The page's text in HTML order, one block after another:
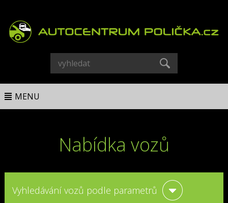
MENU
Nabídka vozů
Vyhledávání vozů podle parametrů